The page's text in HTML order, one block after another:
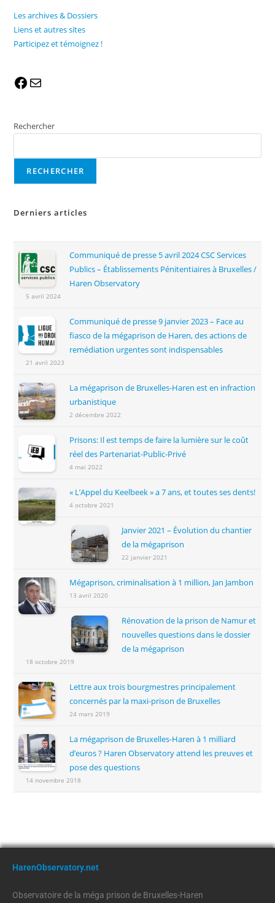
Les archives & Dossiers
Liens et autres sites
Participez et témoignez !
Rechercher
RECHERCHER
Derniers articles
Communiqué de presse 5 avril 2024 CSC Services
Publics – Établissements Pénitentiaires à Bruxelles /
Haren Observatory
5 avril 2024
Communiqué de presse 9 janvier 2023 – Face au
fiasco de la mégaprison de Haren, des actions de
remédiation urgentes sont indispensables
21 avril 2023
La mégaprison de Bruxelles-Haren est en infraction
urbanistique
2 décembre 2022
Prisons: Il est temps de faire la lumière sur le coût
réel des Partenariat-Public-Privé
4 mai 2022
« L’Appel du Keelbeek » a 7 ans, et toutes ses dents!
4 octobre 2021
Janvier 2021 – Évolution du chantier
de la mégaprison
22 janvier 2021
Mégaprison, criminalisation à 1 million, Jan Jambon
13 avril 2020
Rénovation de la prison de Namur et
nouvelles questions dans le dossier
de la mégaprison
18 octobre 2019
Lettre aux trois bourgmestres principalement
concernés par la maxi-prison de Bruxelles
24 mars 2019
La mégaprison de Bruxelles-Haren à 1 milliard
d’euros ? Haren Observatory attend les preuves et
pose des questions
14 novembre 2018
HarenObservatory.net
Observatoire de la méga prison de Bruxelles-Haren